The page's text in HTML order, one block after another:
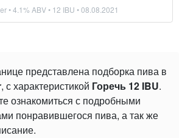
• 4.1% ABV • 12 IBU •08.08.2021
представлена подборка пива в
, с характеристикой Горечь 12 IBU.
ознакомиться с подробными
понравившегося пива, а так же